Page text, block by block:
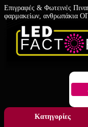
Επιγραφές & Φωτεινές
φαρμακείων, ανθρωπάκια
Κατηγορίες